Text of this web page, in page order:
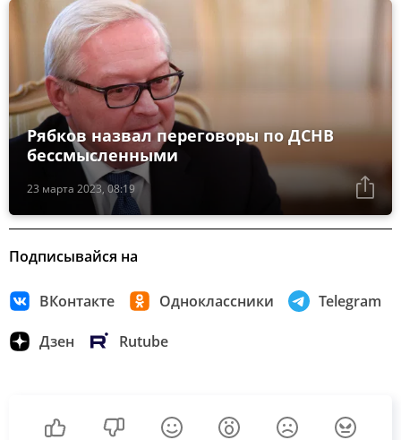
23 марта 2023, 08:19
Рябков назвал переговоры по ДСНВ
бессмысленными
Подписывайся на
ВКонтакте Одноклассники Telegram
Дзен Rutube